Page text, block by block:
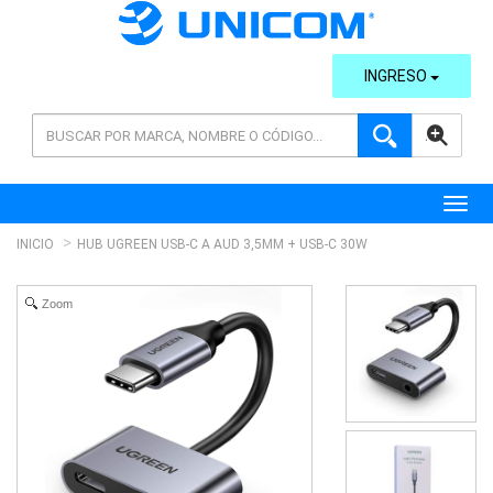
AVANZADA
INGRESO
INICIO HUB UGREEN USB-C A AUD 3,5MM + USB-C 30W
Zoom